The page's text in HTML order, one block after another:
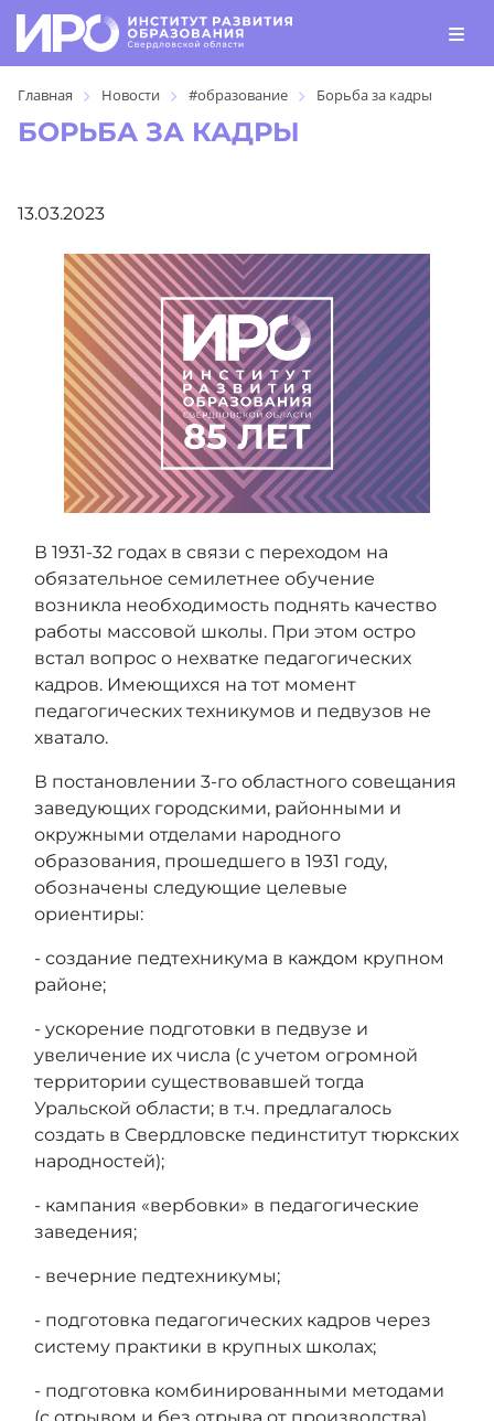
Главная Новости #образование Борьба за кадры
БОРЬБА ЗА КАДРЫ
13.03.2023
В 1931-32 годах в связи с переходом на
обязательное семилетнее обучение
возникла необходимость поднять качество
работы массовой школы. При этом остро
встал вопрос о нехватке педагогических
кадров. Имеющихся на тот момент
педагогических техникумов и педвузов не
хватало.
В постановлении 3-го областного совещания
заведующих городскими, районными и
окружными отделами народного
образования, прошедшего в 1931 году,
обозначены следующие целевые
ориентиры:
- создание педтехникума в каждом крупном
районе;
- ускорение подготовки в педвузе и
увеличение их числа (с учетом огромной
территории существовавшей тогда
Уральской области; в т.ч. предлагалось
создать в Свердловске пединститут тюркских
народностей);
- кампания «вербовки» в педагогические
заведения;
- вечерние педтехникумы;
- подготовка педагогических кадров через
систему практики в крупных школах;
- подготовка комбинированными методами